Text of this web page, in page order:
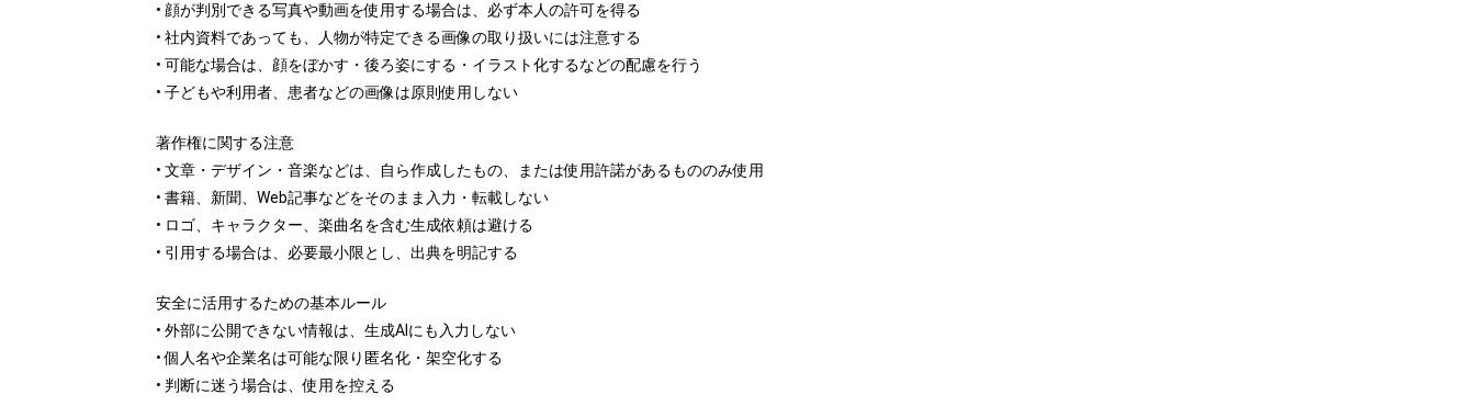
• 顔が判別できる写真や動画を使用する場合は、必ず本人の許可を得る
• 社内資料であっても、人物が特定できる画像の取り扱いには注意する
• 可能な場合は、顔をぼかす・後ろ姿にする・イラスト化するなどの配慮を行う
• 子どもや利用者、患者などの画像は原則使用しない
著作権に関する注意
• 文章・デザイン・音楽などは、自ら作成したもの、または使用許諾があるもののみ使用
• 書籍、新聞、Web記事などをそのまま入力・転載しない
• ロゴ、キャラクター、楽曲名を含む生成依頼は避ける
• 引用する場合は、必要最小限とし、出典を明記する
安全に活用するための基本ルール
• 外部に公開できない情報は、生成AIにも入力しない
• 個人名や企業名は可能な限り匿名化・架空化する
• 判断に迷う場合は、使用を控える